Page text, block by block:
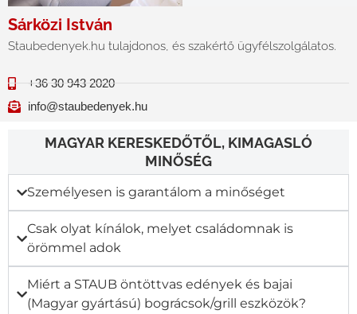
Sárközi István
Staubedenyek.hu tulajdonos, és szakértő ügyfélszolgálatos.
+36 30 943 2020
info@staubedenyek.hu
MAGYAR KERESKEDŐTŐL, KIMAGASLÓ
MINŐSÉG
Személyesen is garantálom a minőséget
Csak olyat kínálok, melyet családomnak is
örömmel adok
Miért a STAUB öntöttvas edények és bajai
(Magyar gyártású) bográcsok/grill eszközök?